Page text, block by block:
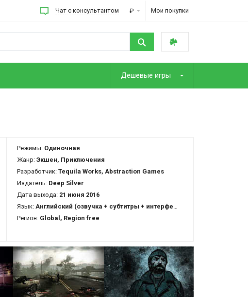
Чат с консультантом ₽ Мои покупки
Дешевые игры
Режимы: Одиночная
Жанр: Экшен, Приключения
Разработчик: Tequila Works, Abstraction Games
Издатель: Deep Silver
Дата выхода: 21 июня 2016
Язык: Английский (озвучка + субтитры + интерфейс)
Регион: Global, Region free